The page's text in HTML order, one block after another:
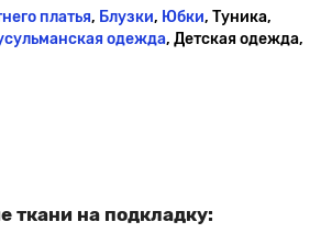
платья, Блузки, Юбки, Туника,
одежда, Детская одежда,
ткани на подкладку: